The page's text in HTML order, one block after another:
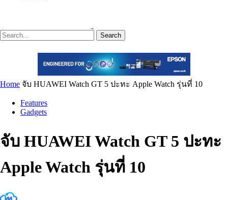
Search
Home จับ HUAWEI Watch GT 5 ปะทะ Apple Watch รุ่นที่ 10
Features
Gadgets
จับ HUAWEI Watch GT 5 ปะทะ
Apple Watch รุ่นที่ 10